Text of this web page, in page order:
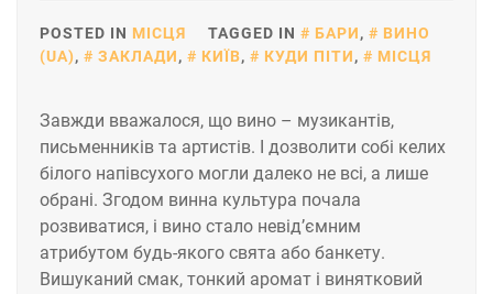
POSTED IN МІСЦЯ TAGGED IN БАРИ,
ВИНО
(UA), ЗАКЛАДИ, КИЇВ, КУДИ ПІТИ, МІСЦЯ
Завжди вважалося, що вино – музикантів,
письменників та артистів. І дозволити собі келих
білого напівсухого могли далеко не всі, а лише
обрані. Згодом винна культура почала
розвиватися, і вино стало невід’ємним
атрибутом будь-якого свята або банкету.
Вишуканий смак, тонкий аромат і винятковий